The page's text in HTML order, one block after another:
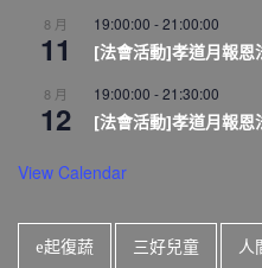
8 月
11
19:00:00 -21:00:00
[法會活動]孝道月報恩
8 月
12
19:00:00 -21:30:00
[法會活動]孝道月報恩
View Calendar
e起復蔬 三好兒童 人